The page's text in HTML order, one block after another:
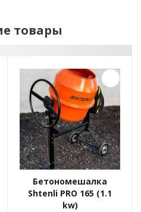
товары
Бетономешалка
Shtenli PRO 165 (1.1
kw)